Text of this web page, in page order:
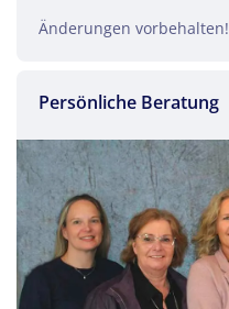
Änderungen vorbehalten!
Persönliche Beratung